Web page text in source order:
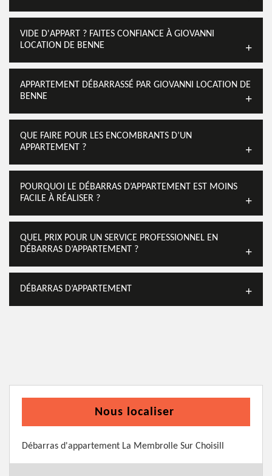
VIDE D'APPART ? FAITES CONFIANCE À GIOVANNI
LOCATION DE BENNE
APPARTEMENT DÉBARRASSÉ PAR GIOVANNI LOCATION DE
BENNE
QUE FAIRE POUR LES ENCOMBRANTS D’UN
APPARTEMENT ?
POURQUOI LE DÉBARRAS D’APPARTEMENT EST MOINS
FACILE À RÉALISER ?
QUEL PRIX POUR UN SERVICE PROFESSIONNEL EN
DÉBARRAS D’APPARTEMENT ?
DÉBARRAS D’APPARTEMENT
Nous localiser
Débarras d'appartement La Membrolle Sur Choisill